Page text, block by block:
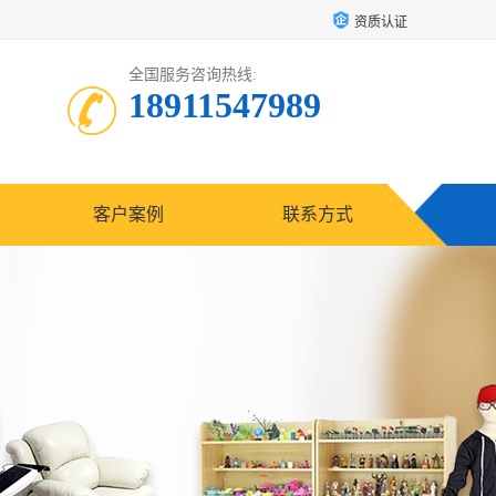
资质认证
全国服务咨询热线:
18911547989
客户案例 联系方式